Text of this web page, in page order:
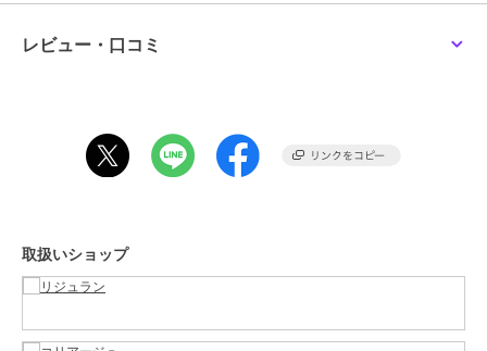
クリロイルジメチルタウリンNa)コポリマー、安息香酸アルキル、
チン酸Na、フナバラソウエキス、トコフェロール、カエセルピニアス
ピノサ果実エキス、エチルエキシルグリセリン、タチアオイ花エキ
ン酸K
レビュー・口コミ
取扱いショップ